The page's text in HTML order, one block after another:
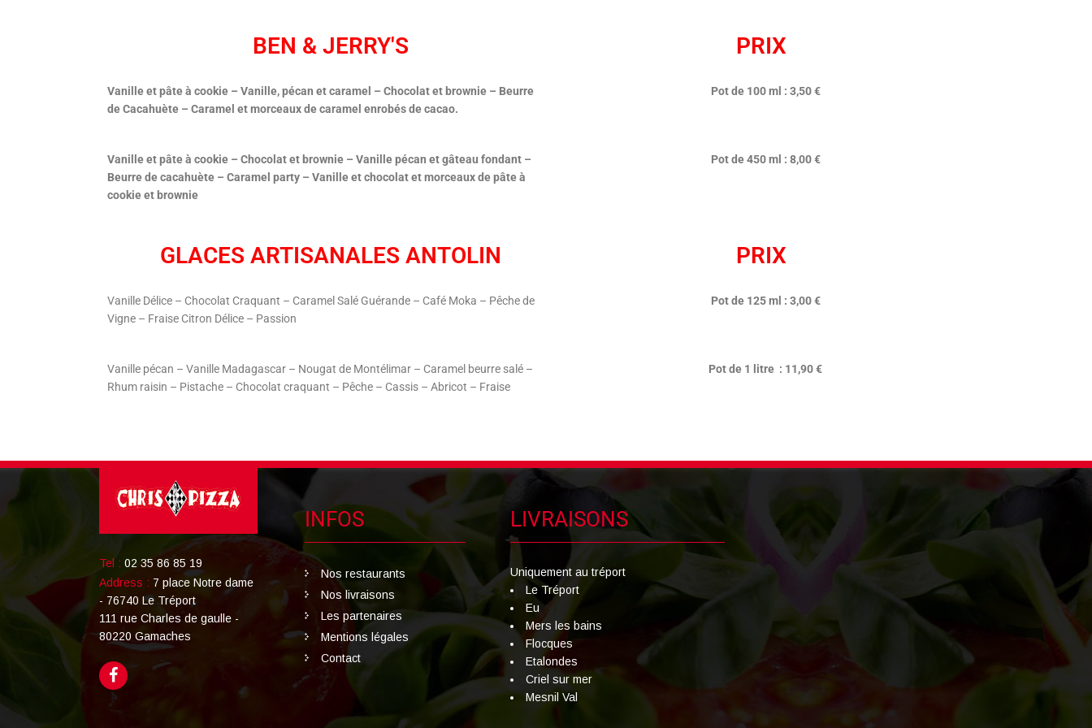
BEN & JERRY'S PRIX
Vanille et pâte à cookie – Vanille, pécan et caramel – Chocolat et brownie – Beurre
de Cacahuète – Caramel et morceaux de caramel enrobés de cacao.
Pot de 100 ml : 3,50 €
Vanille et pâte à cookie – Chocolat et brownie – Vanille pécan et gâteau fondant –
Beurre de cacahuète – Caramel party – Vanille et chocolat et morceaux de pâte à
cookie et brownie
Pot de 450 ml : 8,00 €
GLACES ARTISANALES ANTOLIN PRIX
Vanille Délice – Chocolat Craquant – Caramel Salé Guérande – Café Moka – Pêche de
Vigne – Fraise Citron Délice – Passion
Pot de 125 ml : 3,00 €
Vanille pécan – Vanille Madagascar – Nougat de Montélimar – Caramel beurre salé –
Rhum raisin – Pistache – Chocolat craquant – Pêche – Cassis – Abricot – Fraise
Pot de 1 litre : 11,90 €
Tel : 02 35 86 85 19
Address : 7 place Notre dame
- 76740 Le Tréport
111 rue Charles de gaulle -
80220 Gamaches
INFOS
Nos restaurants
Nos livraisons
Les partenaires
Mentions légales
Contact
LIVRAISONS
Uniquement au tréport
Le Tréport
Eu
Mers les bains
Flocques
Etalondes
Criel sur mer
Mesnil Val